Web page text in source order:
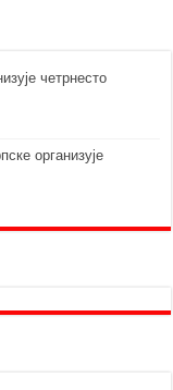
четрнесто
организује